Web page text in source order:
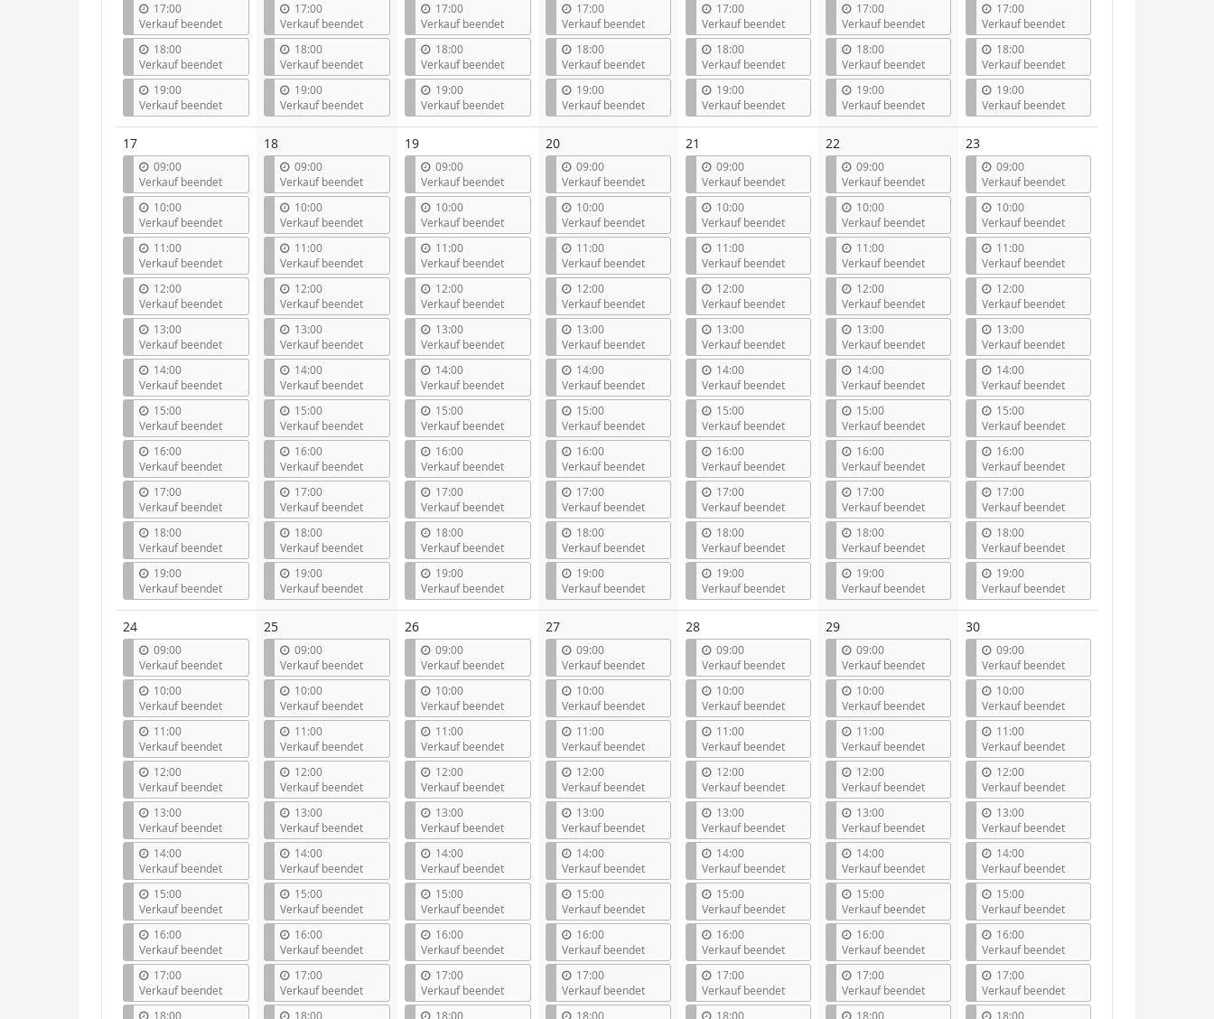
17:00
Verkauf beendet
18:00
Verkauf beendet
19:00
Verkauf beendet
17:00
Verkauf beendet
18:00
Verkauf beendet
19:00
Verkauf beendet
17:00
Verkauf beendet
18:00
Verkauf beendet
19:00
Verkauf beendet
17:00
Verkauf beendet
18:00
Verkauf beendet
19:00
Verkauf beendet
17:00
Verkauf beendet
18:00
Verkauf beendet
19:00
Verkauf beendet
17:00
Verkauf beendet
18:00
Verkauf beendet
19:00
Verkauf beendet
17:00
Verkauf beendet
18:00
Verkauf beendet
19:00
Verkauf beendet
17
09:00
Verkauf beendet
10:00
Verkauf beendet
11:00
Verkauf beendet
12:00
Verkauf beendet
13:00
Verkauf beendet
14:00
Verkauf beendet
15:00
Verkauf beendet
16:00
Verkauf beendet
17:00
Verkauf beendet
18:00
Verkauf beendet
19:00
Verkauf beendet
18
09:00
Verkauf beendet
10:00
Verkauf beendet
11:00
Verkauf beendet
12:00
Verkauf beendet
13:00
Verkauf beendet
14:00
Verkauf beendet
15:00
Verkauf beendet
16:00
Verkauf beendet
17:00
Verkauf beendet
18:00
Verkauf beendet
19:00
Verkauf beendet
19
09:00
Verkauf beendet
10:00
Verkauf beendet
11:00
Verkauf beendet
12:00
Verkauf beendet
13:00
Verkauf beendet
14:00
Verkauf beendet
15:00
Verkauf beendet
16:00
Verkauf beendet
17:00
Verkauf beendet
18:00
Verkauf beendet
19:00
Verkauf beendet
20
09:00
Verkauf beendet
10:00
Verkauf beendet
11:00
Verkauf beendet
12:00
Verkauf beendet
13:00
Verkauf beendet
14:00
Verkauf beendet
15:00
Verkauf beendet
16:00
Verkauf beendet
17:00
Verkauf beendet
18:00
Verkauf beendet
19:00
Verkauf beendet
21
09:00
Verkauf beendet
10:00
Verkauf beendet
11:00
Verkauf beendet
12:00
Verkauf beendet
13:00
Verkauf beendet
14:00
Verkauf beendet
15:00
Verkauf beendet
16:00
Verkauf beendet
17:00
Verkauf beendet
18:00
Verkauf beendet
19:00
Verkauf beendet
22
09:00
Verkauf beendet
10:00
Verkauf beendet
11:00
Verkauf beendet
12:00
Verkauf beendet
13:00
Verkauf beendet
14:00
Verkauf beendet
15:00
Verkauf beendet
16:00
Verkauf beendet
17:00
Verkauf beendet
18:00
Verkauf beendet
19:00
Verkauf beendet
23
09:00
Verkauf beendet
10:00
Verkauf beendet
11:00
Verkauf beendet
12:00
Verkauf beendet
13:00
Verkauf beendet
14:00
Verkauf beendet
15:00
Verkauf beendet
16:00
Verkauf beendet
17:00
Verkauf beendet
18:00
Verkauf beendet
19:00
Verkauf beendet
24
09:00
Verkauf beendet
10:00
Verkauf beendet
11:00
Verkauf beendet
12:00
Verkauf beendet
13:00
Verkauf beendet
14:00
Verkauf beendet
15:00
Verkauf beendet
16:00
Verkauf beendet
17:00
Verkauf beendet
18:00
25
09:00
Verkauf beendet
10:00
Verkauf beendet
11:00
Verkauf beendet
12:00
Verkauf beendet
13:00
Verkauf beendet
14:00
Verkauf beendet
15:00
Verkauf beendet
16:00
Verkauf beendet
17:00
Verkauf beendet
18:00
26
09:00
Verkauf beendet
10:00
Verkauf beendet
11:00
Verkauf beendet
12:00
Verkauf beendet
13:00
Verkauf beendet
14:00
Verkauf beendet
15:00
Verkauf beendet
16:00
Verkauf beendet
17:00
Verkauf beendet
18:00
27
09:00
Verkauf beendet
10:00
Verkauf beendet
11:00
Verkauf beendet
12:00
Verkauf beendet
13:00
Verkauf beendet
14:00
Verkauf beendet
15:00
Verkauf beendet
16:00
Verkauf beendet
17:00
Verkauf beendet
18:00
28
09:00
Verkauf beendet
10:00
Verkauf beendet
11:00
Verkauf beendet
12:00
Verkauf beendet
13:00
Verkauf beendet
14:00
Verkauf beendet
15:00
Verkauf beendet
16:00
Verkauf beendet
17:00
Verkauf beendet
18:00
29
09:00
Verkauf beendet
10:00
Verkauf beendet
11:00
Verkauf beendet
12:00
Verkauf beendet
13:00
Verkauf beendet
14:00
Verkauf beendet
15:00
Verkauf beendet
16:00
Verkauf beendet
17:00
Verkauf beendet
18:00
30
09:00
Verkauf beendet
10:00
Verkauf beendet
11:00
Verkauf beendet
12:00
Verkauf beendet
13:00
Verkauf beendet
14:00
Verkauf beendet
15:00
Verkauf beendet
16:00
Verkauf beendet
17:00
Verkauf beendet
18:00